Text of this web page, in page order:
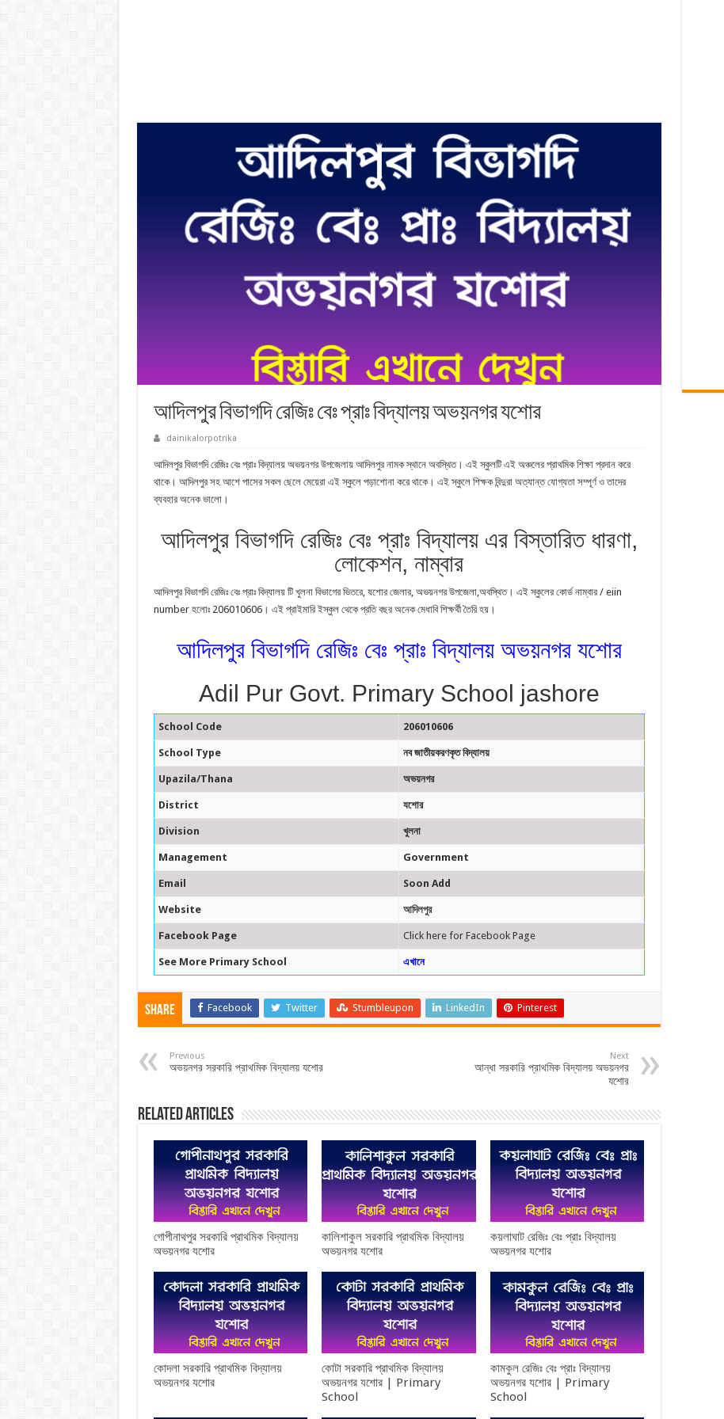
আদিলপুর বিভাগদি রেজিঃ বেঃ প্রাঃ বিদ্যালয় অভয়নগর যশোর
dainikalorpotrika
আদিলপুর বিভাগদি রেজিঃ বেঃ প্রাঃ বিদ্যালয় অভয়নগর উপজেলায় আদিলপুর নামক স্থানে অবস্থিত। এই স্কুলটি এই অঞ্চলের প্রাথমিক শিক্ষা প্রদান করে
থাকে। আদিলপুর সহ আশে পাসের সকল ছেলে মেয়েরা এই স্কুলে পড়াশোনা করে থাকে। এই স্কুলে শিক্ষক বিন্দুরা অত্যান্ত যোগ্যতা সম্পূর্ণ ও তাদের
ব্যবহার অনেক ভালো।
আদিলপুর বিভাগদি রেজিঃ বেঃ প্রাঃ বিদ্যালয় এর বিস্তারিত ধারণা,
লোকেশন, নাম্বার
আদিলপুর বিভাগদি রেজিঃ বেঃ প্রাঃ বিদ্যালয় টি খুলনা বিভাগের ভিতরে, যশোর জেলার, অভয়নগর উপজেলা,অবস্থিত। এই স্কুলের কোর্ড নাম্বার / eiin
number হলোঃ 206010606। এই প্রাইমারি ইস্কুল থেকে প্রতি বছর অনেক মেধাবি শিক্ষর্থী তৈরি হয়।
আদিলপুর বিভাগদি রেজিঃ বেঃ প্রাঃ বিদ্যালয় অভয়নগর যশোর
Adil Pur Govt. Primary School jashore
School Code 206010606
School Type নব জাতীয়করণকৃত বিদ্যালয়
Upazila/Thana অভয়নগর
District যশোর
Division খুলনা
Management Government
Email Soon Add
Website আদিলপুর
Facebook Page Click here for Facebook Page
See More Primary School এখানে
Share Facebook Twitter Stumbleupon LinkedIn Pinterest
Previous
অভয়নগর সরকারি প্রাথমিক বিদ্যালয় যশোর
Next
আন্ধা সরকারি প্রাথমিক বিদ্যালয় অভয়নগর
যশোর
Related Articles
গোপীনাথপুর সরকারি প্রাথমিক বিদ্যালয়
অভয়নগর যশোর
কালিশাকুল সরকারি প্রাথমিক বিদ্যালয়
অভয়নগর যশোর
কয়লাঘাট রেজিঃ বেঃ প্রাঃ বিদ্যালয়
অভয়নগর যশোর
কোদলা সরকারি প্রাথমিক বিদ্যালয়
অভয়নগর যশোর
কোটা সরকারি প্রাথমিক বিদ্যালয়
অভয়নগর যশোর | Primary
School
কামকুল রেজিঃ বেঃ প্রাঃ বিদ্যালয়
অভয়নগর যশোর | Primary
School